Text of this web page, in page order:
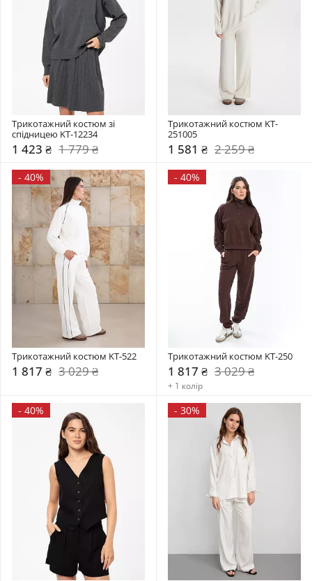
Трикотажний костюм зі
спідницею KT-12234
1 423 ₴ 1 779 ₴
Трикотажний костюм KT-
251005
1 581 ₴ 2 259 ₴
- 40%
Трикотажний костюм KT-522
1 817 ₴ 3 029 ₴
- 40%
Трикотажний костюм KT-250
1 817 ₴ 3 029 ₴
+ 1 колір
- 40% - 30%